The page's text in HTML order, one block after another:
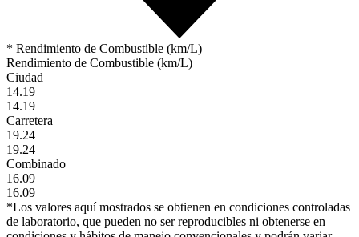
* Rendimiento de Combustible (km/L)
Rendimiento de Combustible (km/L)
Ciudad
14.19
14.19
Carretera
19.24
19.24
Combinado
16.09
16.09
*Los valores aquí mostrados se obtienen en condiciones controladas
de laboratorio, que pueden no ser reproducibles ni obtenerse en